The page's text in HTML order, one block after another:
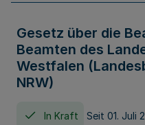
Gesetz über die
Beamten des
Westfalen
NRW)
In Kraft Seit 01. Juli